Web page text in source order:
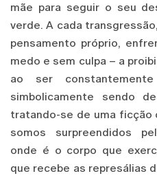
mãe para seguir o seu
verde. A cada
pensamento próprio,
medo e sem culpa – a
ao ser
simbolicamente sendo
tratando-se de uma ficção
somos surpreendidos
onde é o corpo que
que recebe as represálias